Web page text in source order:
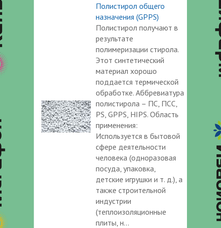
Полистирол общего
назначения (GPPS)
Полистирол получают в
результате
полимеризации стирола.
Этот синтетический
материал хорошо
поддается термической
обработке. Аббревиатура
полистирола – ПС, ПСС,
PS, GPPS, HIPS. Область
применения:
Используется в бытовой
сфере деятельности
человека (одноразовая
посуда, упаковка,
детские игрушки и т. д.), а
также строительной
индустрии
(теплоизоляционные
плиты, н...